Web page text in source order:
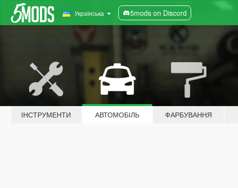
Українська 5mods on Discord
ІНСТРУМЕНТИ АВТОМОБІЛЬ ФАРБУВАННЯ